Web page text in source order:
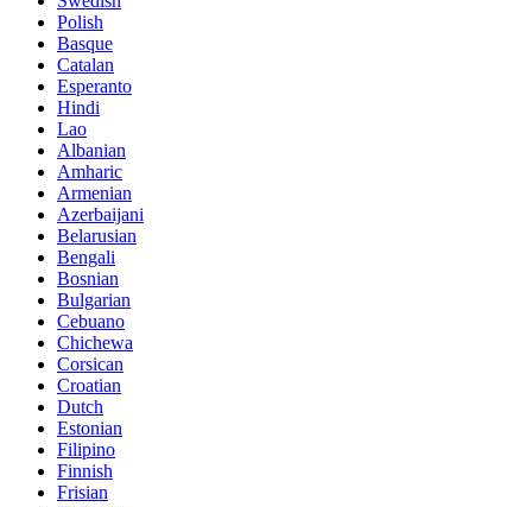
Polish
Basque
Catalan
Esperanto
Hindi
Lao
Albanian
Amharic
Armenian
Azerbaijani
Belarusian
Bengali
Bosnian
Bulgarian
Cebuano
Chichewa
Corsican
Croatian
Dutch
Estonian
Filipino
Finnish
Frisian